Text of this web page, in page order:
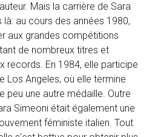
Mais la carrière de Sara
au cours des années 1980,
aux grandes compétitions
de nombreux titres et
records. En 1984, elle participe
Los Angeles, où elle termine
peu une autre médaille. Outre
Simeoni était également une
féministe italien. Tout